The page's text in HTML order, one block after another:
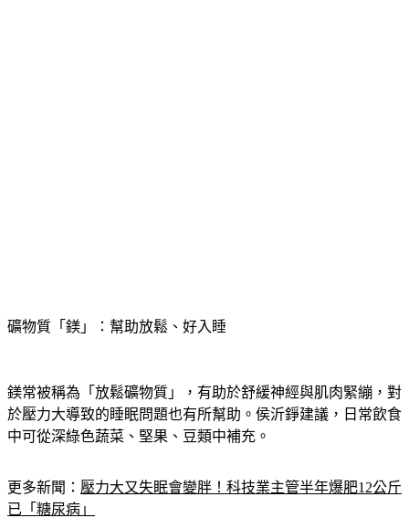
礦物質「鎂」：幫助放鬆、好入睡
鎂常被稱為「放鬆礦物質」，有助於舒緩神經與肌肉緊繃，對
於壓力大導致的睡眠問題也有所幫助。侯沂錚建議，日常飲食
中可從深綠色蔬菜、堅果、豆類中補充。
更多新聞： 壓力大又失眠會變胖！科技業主管半年爆肥12公斤
已「糖尿病」